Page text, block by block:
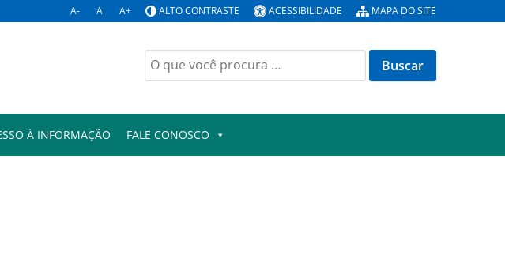
A- A A+ ALTO CONTRASTE ACESSIBILIDADE MAPA DO SITE
Buscar
por:
À INFORMAÇÃO FALE CONOSCO